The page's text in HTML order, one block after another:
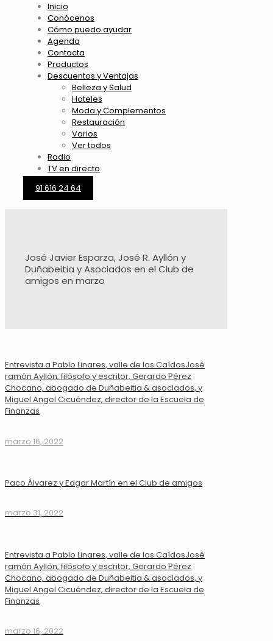
Inicio
Conócenos
Cómo puedo ayudar
Agenda
Contacta
Productos
Descuentos y Ventajas
Belleza y Salud
Hoteles
Moda y Complementos
Restauración
Varios
Ver todos
Radio
TV en directo
91 616 24 64
José Javier Esparza, José R. Ayllón y
Duñabeitia y Asociados en el Club de
amigos en marzo
Entrevista a Pablo Linares, valle de los CaídosJosé
ramón Ayllón, filósofo y escritor, Gerardo Pérez
Chocano, abogado de Duñabeitia & asociados, y
Miguel Angel Cicuéndez, director de la Escuela de
Finanzas
marzo 16, 2022
Paco Álvarez y Edgar Martín en el Club de amigos
marzo 31, 2022
Entrevista a Pablo Linares, valle de los CaídosJosé
ramón Ayllón, filósofo y escritor, Gerardo Pérez
Chocano, abogado de Duñabeitia & asociados, y
Miguel Angel Cicuéndez, director de la Escuela de
Finanzas
marzo 16, 2022